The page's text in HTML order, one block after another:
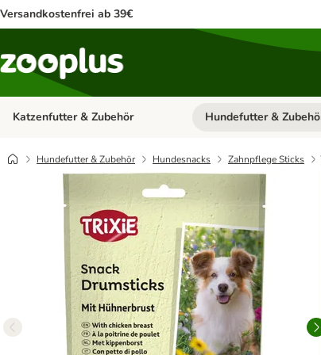
Versandkostenfrei ab 39€
Katzenfutter & Zubehör Kategorie-Menü öffnen:
Hundefutter &
Hundefutter & Zubehör Hundesnacks Zahnpflege Sticks